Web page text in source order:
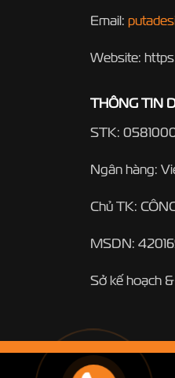
Email:
Website:
THÔNG TIN
STK:
Ngân hàng:
Chủ TK:
MSDN:
Sở kế hoạch